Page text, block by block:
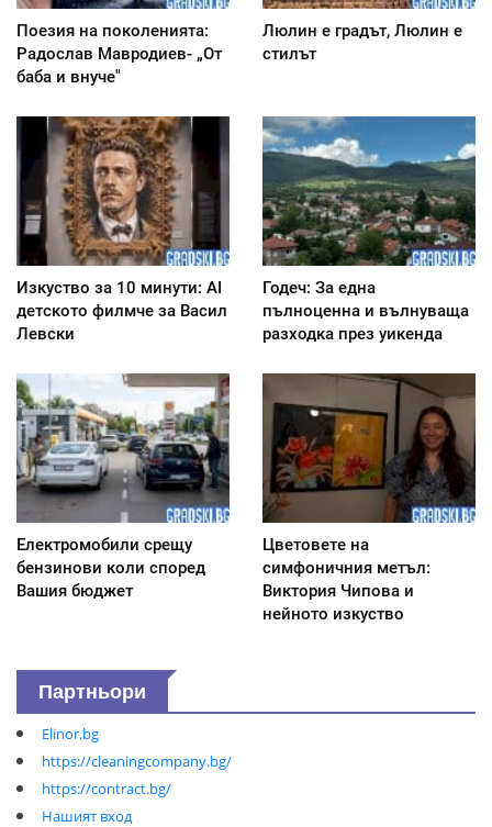
Поезия на поколенията:
Радослав Мавродиев- „От
баба и внуче"
Люлин е градът, Люлин е
стилът
Изкуство за 10 минути: AI
детското филмче за Васил
Левски
Годеч: За една
пълноценна и вълнуваща
разходка през уикенда
Електромобили срещу
бензинови коли според
Вашия бюджет
Цветовете на
симфоничния метъл:
Виктория Чипова и
нейното изкуство
Партньори
Elinor.bg
https://cleaningcompany.bg/
https://contract.bg/
Нашият вход